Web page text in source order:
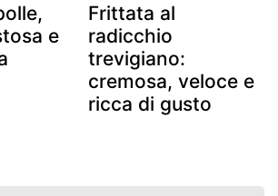
e
Frittata al
radicchio
trevigiano:
cremosa, veloce e
ricca di gusto